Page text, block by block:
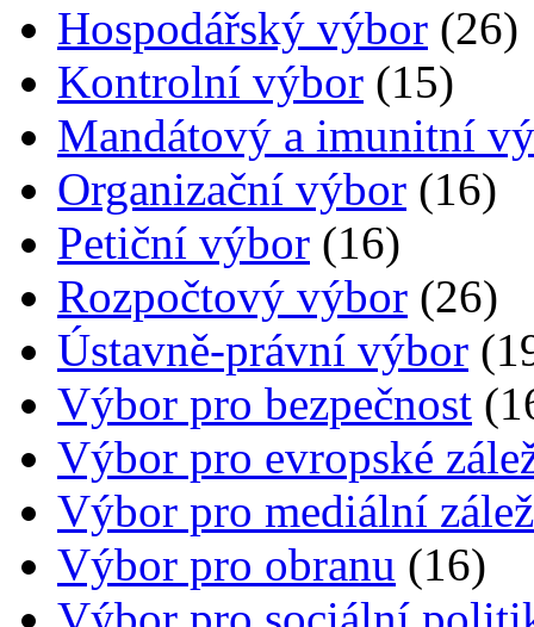
Hospodářský výbor (26)
Kontrolní výbor (15)
Mandátový a imunitní
Organizační výbor (16)
Petiční výbor (16)
Rozpočtový výbor (26)
Ústavně-právní výbor
Výbor pro bezpečnost
Výbor pro evropské
Výbor pro mediální
Výbor pro obranu (16)